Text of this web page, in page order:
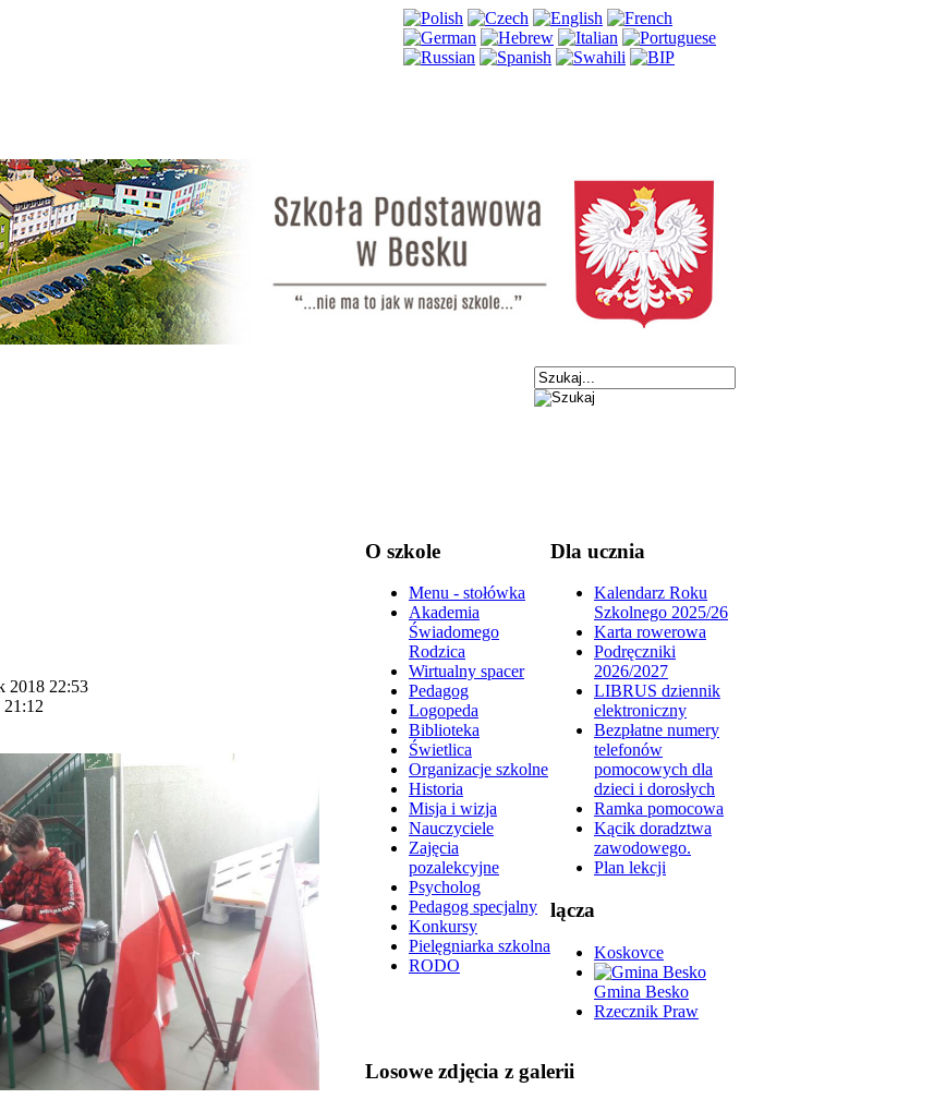
2018 22:53
O szkole
Menu - stołówka
Akademia
Świadomego
Rodzica
Wirtualny spacer
Pedagog
Logopeda
Biblioteka
Świetlica
Organizacje szkolne
Historia
Misja i wizja
Nauczyciele
Zajęcia
pozalekcyjne
Psycholog
Pedagog specjalny
Konkursy
Pielęgniarka szkolna
RODO
Dla ucznia
Kalendarz Roku
Szkolnego 2025/26
Karta rowerowa
Podręczniki
2026/2027
LIBRUS dziennik
elektroniczny
Bezpłatne numery
telefonów
pomocowych dla
dzieci i dorosłych
Ramka pomocowa
Kącik doradztwa
zawodowego.
Plan lekcji
lącza
Koskovce
Gmina Besko
Rzecznik Praw
Losowe zdjęcia z galerii